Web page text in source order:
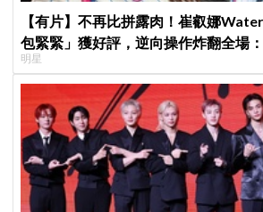
【有片】不再比拼露肉！崔叡娜
包緊緊」獲好評，逆向操作炸翻全場
明星